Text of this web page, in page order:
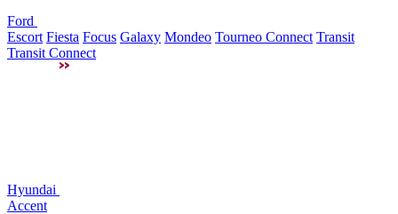
Ford
Escort Fiesta Focus Galaxy Mondeo Tourneo Connect Transit
Transit Connect
Hyundai
Accent